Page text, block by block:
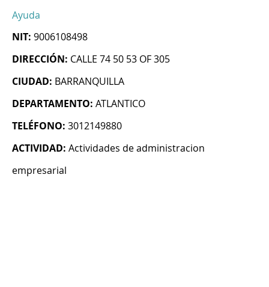
Ayuda
NIT: 9006108498
DIRECCIÓN: CALLE 74 50 53 OF 305
CIUDAD: BARRANQUILLA
DEPARTAMENTO: ATLANTICO
TELÉFONO: 3012149880
ACTIVIDAD: Actividades de administracion
empresarial